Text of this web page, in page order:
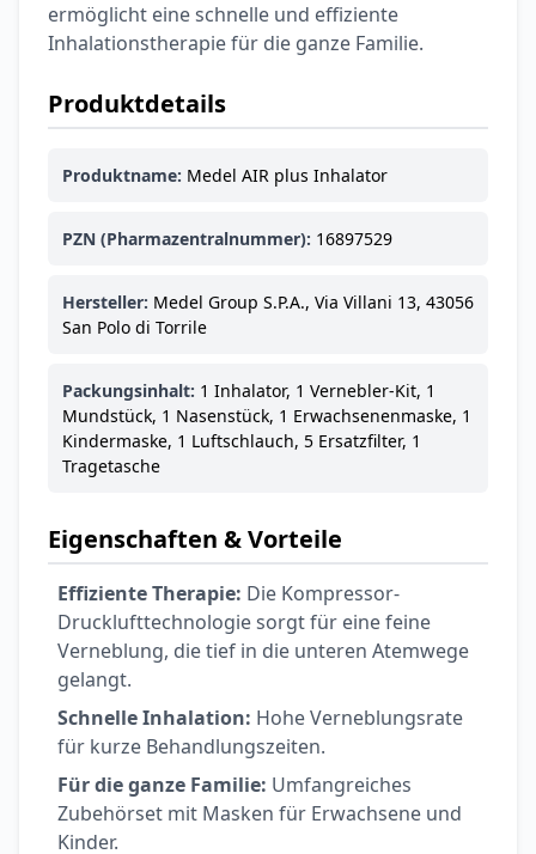
ermöglicht eine schnelle und effiziente
Inhalationstherapie für die ganze Familie.
Produktdetails
Produktname: Medel AIR plus Inhalator
PZN (Pharmazentralnummer): 16897529
Hersteller: Medel Group S.P.A., Via Villani 13, 43056
San Polo di Torrile
Packungsinhalt: 1 Inhalator, 1 Vernebler-Kit, 1
Mundstück, 1 Nasenstück, 1 Erwachsenenmaske, 1
Kindermaske, 1 Luftschlauch, 5 Ersatzfilter, 1
Tragetasche
Eigenschaften & Vorteile
Effiziente Therapie: Die Kompressor-
Drucklufttechnologie sorgt für eine feine
Verneblung, die tief in die unteren Atemwege
gelangt.
Schnelle Inhalation: Hohe Verneblungsrate
für kurze Behandlungszeiten.
Für die ganze Familie: Umfangreiches
Zubehörset mit Masken für Erwachsene und
Kinder.